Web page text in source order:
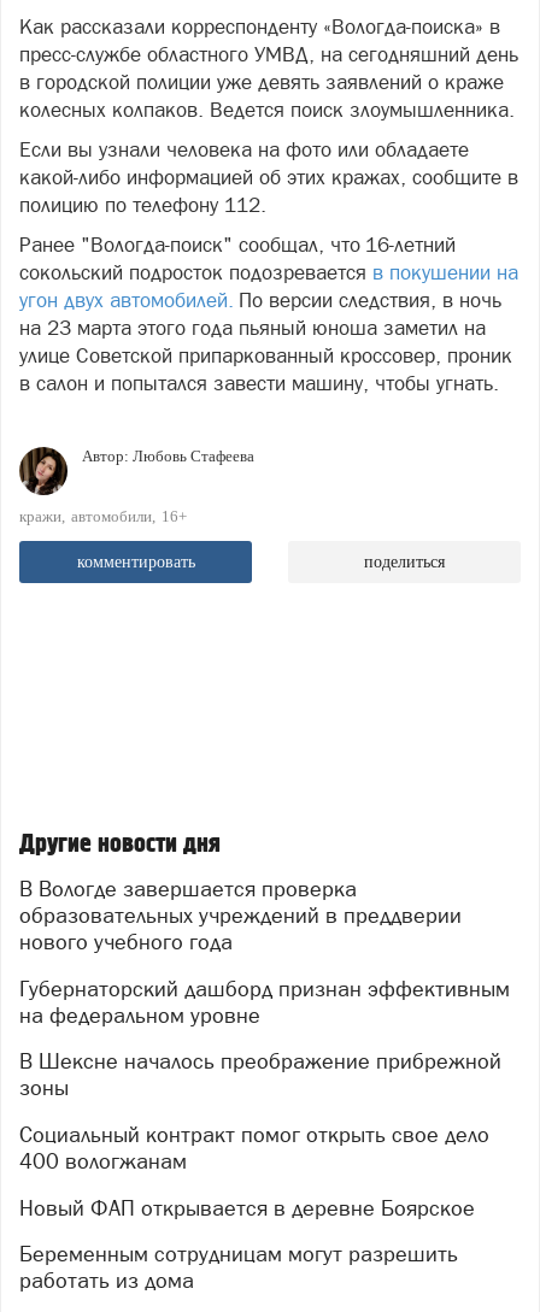
Как рассказали корреспонденту «Вологда-поиска» в
пресс-службе областного УМВД, на сегодняшний день
в городской полиции уже девять заявлений о краже
колесных колпаков. Ведется поиск злоумышленника.
Если вы узнали человека на фото или обладаете
какой-либо информацией об этих кражах, сообщите в
полицию по телефону 112.
Ранее "Вологда-поиск" сообщал, что 16-летний
сокольский подросток подозревается в покушении на
угон двух автомобилей. По версии следствия, в ночь
на 23 марта этого года пьяный юноша заметил на
улице Советской припаркованный кроссовер, проник
в салон и попытался завести машину, чтобы угнать.
Автор: Любовь Стафеева
кражи автомобили 16+
комментировать поделиться
Другие новости дня
В Вологде завершается проверка
образовательных учреждений в преддверии
нового учебного года
Губернаторский дашборд признан эффективным
на федеральном уровне
В Шексне началось преображение прибрежной
зоны
Социальный контракт помог открыть свое дело
400 вологжанам
Новый ФАП открывается в деревне Боярское
Беременным сотрудницам могут разрешить
работать из дома